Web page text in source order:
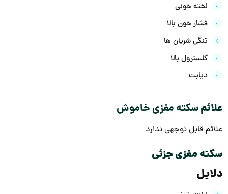
لخته خونی
فشار خون بالا
تنگی شریان ها
کلسترول بالا
دیابت
علائمسکته مغزی خاموش
علائم قابل توجهی ندارد
سکته مغزی جزئی
دلایل